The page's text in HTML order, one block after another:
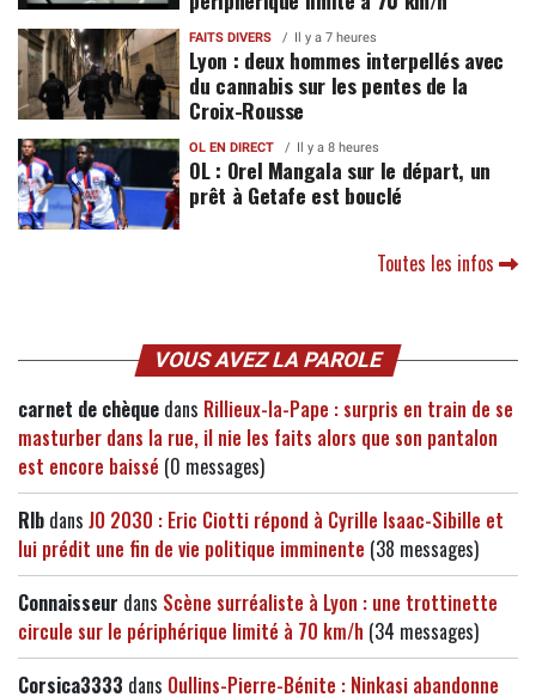
FAITS DIVERS Il y a 7 heures
Lyon : deux hommes interpellés avec
du cannabis sur les pentes de la
Croix-Rousse
OL EN DIRECT Il y a 8 heures
OL : Orel Mangala sur le départ, un
prêt à Getafe est bouclé
Toutes les infos
VOUS AVEZ LA PAROLE
carnet de chèque dans Rillieux-la-Pape : surpris en train de se
masturber dans la rue, il nie les faits alors que son pantalon
est encore baissé (0 messages)
Rlb dans JO 2030 : Eric Ciotti répond à Cyrille Isaac-Sibille et
lui prédit une fin de vie politique imminente (38 messages)
Connaisseur dans Scène surréaliste à Lyon : une trottinette
circule sur le périphérique limité à 70 km/h (34 messages)
Corsica3333 dans Oullins-Pierre-Bénite : Ninkasi abandonne